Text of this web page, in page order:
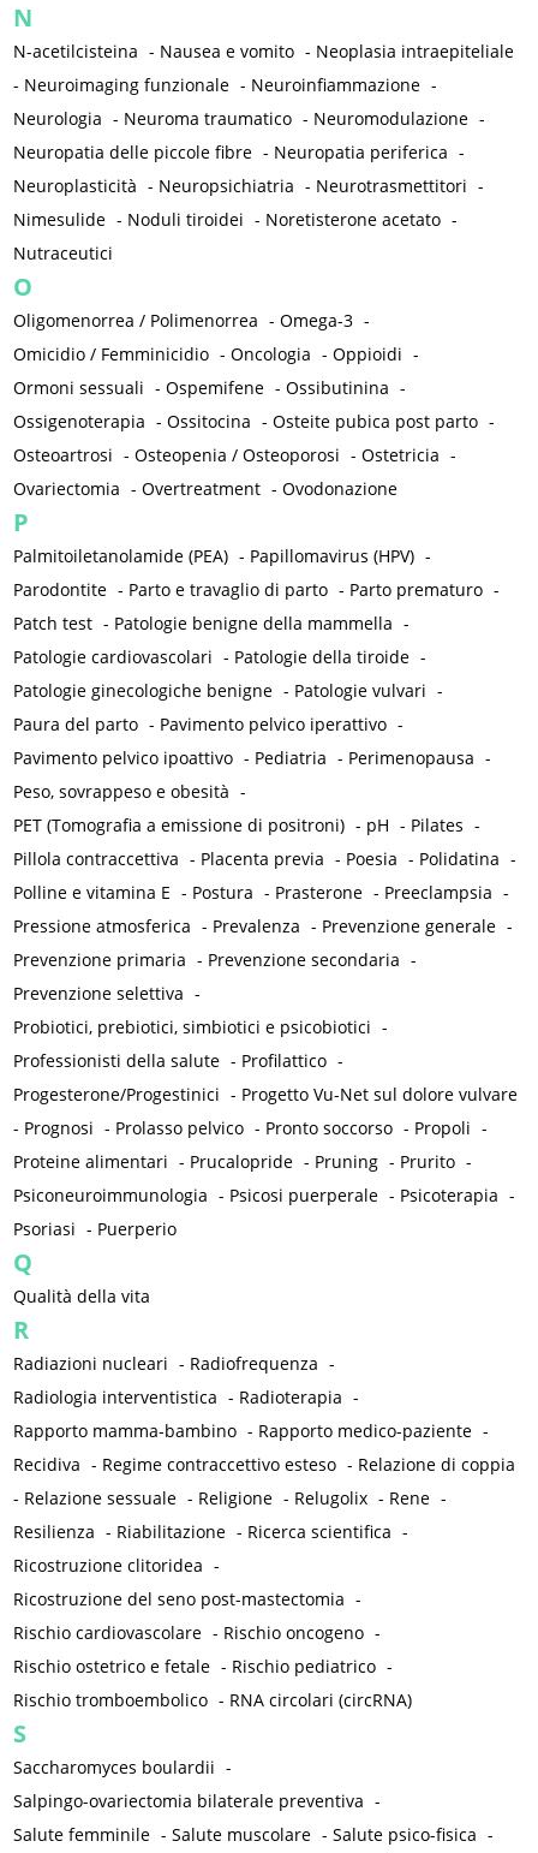
N
N-acetilcisteina - Nausea e vomito - Neoplasia intraepiteliale
- Neuroimaging funzionale - Neuroinfiammazione -
Neurologia - Neuroma traumatico - Neuromodulazione -
Neuropatia delle piccole fibre - Neuropatia periferica -
Neuroplasticità - Neuropsichiatria - Neurotrasmettitori -
Nimesulide - Noduli tiroidei - Noretisterone acetato -
Nutraceutici
O
Oligomenorrea / Polimenorrea -Omega-3 -
Omicidio / Femminicidio -Oncologia -Oppioidi -
Ormoni sessuali -Ospemifene -Ossibutinina -
Ossigenoterapia -Ossitocina -Osteite pubica post parto -
Osteoartrosi -Osteopenia / Osteoporosi -Ostetricia -
Ovariectomia -Overtreatment -Ovodonazione
P
Palmitoiletanolamide (PEA) - Papillomavirus (HPV) -
Parodontite - Parto e travaglio di parto - Parto prematuro -
Patch test - Patologie benigne della mammella -
Patologie cardiovascolari - Patologie della tiroide -
Patologie ginecologiche benigne - Patologie vulvari -
Paura del parto - Pavimento pelvico iperattivo -
Pavimento pelvico ipoattivo - Pediatria - Perimenopausa -
Peso, sovrappeso e obesità -
PET (Tomografia a emissione di positroni) - pH - Pilates -
Pillola contraccettiva - Placenta previa - Poesia - Polidatina -
Polline e vitamina E - Postura - Prasterone - Preeclampsia -
Pressione atmosferica - Prevalenza - Prevenzione generale -
Prevenzione primaria - Prevenzione secondaria -
Prevenzione selettiva -
Probiotici, prebiotici, simbiotici e psicobiotici -
Professionisti della salute - Profilattico -
Progesterone/Progestinici - Progetto Vu-Net sul dolore vulvare
- Prognosi - Prolasso pelvico - Pronto soccorso - Propoli -
Proteine alimentari - Prucalopride - Pruning - Prurito -
Psiconeuroimmunologia - Psicosi puerperale - Psicoterapia -
Psoriasi - Puerperio
Q
Qualità della vita
R
Radiazioni nucleari - Radiofrequenza -
Radiologia interventistica - Radioterapia -
Rapporto mamma-bambino - Rapporto medico-paziente -
Recidiva - Regime contraccettivo esteso - Relazione di coppia
- Relazione sessuale - Religione - Relugolix - Rene -
Resilienza - Riabilitazione - Ricerca scientifica -
Ricostruzione clitoridea -
Ricostruzione del seno post-mastectomia -
Rischio cardiovascolare - Rischio oncogeno -
Rischio ostetrico e fetale - Rischio pediatrico -
Rischio tromboembolico - RNA circolari (circRNA)
S
Saccharomyces boulardii -
Salpingo-ovariectomia bilaterale preventiva -
Salute femminile -Salute muscolare -Salute psico-fisica -